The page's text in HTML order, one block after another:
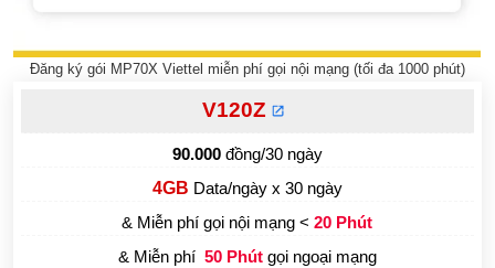
Đăng ký gói MP70X Viettel miễn phí gọi nội mạng (tối đa 1000 phút)
V120Z
90.000đồng/30 ngày
4GB Data/ngày x 30 ngày
& Miễn phí gọi nội mạng <20 Phút
& Miễn phí 50 Phút gọi ngoại mạng